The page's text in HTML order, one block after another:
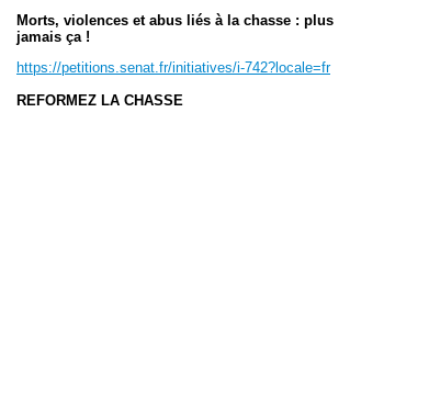
Morts, violences et abus liés à la chasse : plus
jamais ça !
https://petitions.senat.fr/initiatives/i-742?locale=fr
REFORMEZ LA CHASSE